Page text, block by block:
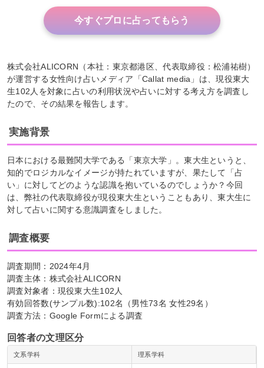
今すぐプロに占ってもらう
株式会社ALICORN（本社：東京都港区、代表取締役：松浦祐樹）
が運営する女性向け占いメディア「Callat media」は、現役東大
生102人を対象に占いの利用状況や占いに対する考え方を調査し
たので、その結果を報告します。
実施背景
日本における最難関大学である「東京大学」。東大生というと、
知的でロジカルなイメージが持たれていますが、果たして「占
い」に対してどのような認識を抱いているのでしょうか？今回
は、弊社の代表取締役が現役東大生ということもあり、東大生に
対して占いに関する意識調査をしました。
調査概要
調査期間：2024年4月
調査主体：株式会社ALICORN
調査対象者：現役東大生102人
有効回答数(サンプル数):102名（男性73名 女性29名）
調査方法：Google Formによる調査
回答者の文理区分
文系学科 理系学科